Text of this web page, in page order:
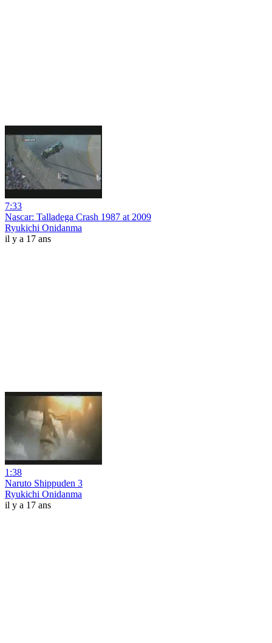
7:33
Nascar: Talladega Crash 1987 at 2009
Ryukichi Onidanma
il y a 17 ans
1:38
Naruto Shippuden 3
Ryukichi Onidanma
il y a 17 ans